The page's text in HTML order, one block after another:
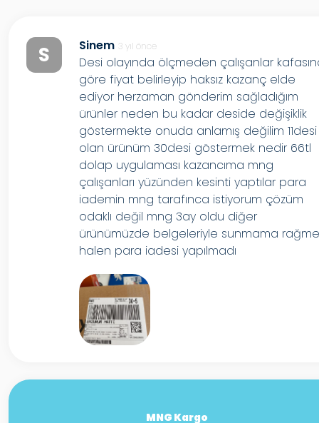
S Sinem 3 yıl önce
Desi olayında ölçmeden çalışanlar
göre fiyat belirleyip haksız kazanç elde
ediyor herzaman gönderim sağladığım
ürünler neden bu kadar deside değişiklik
göstermekte onuda anlamış değilim 11desi
olan ürünüm 30desi göstermek nedir 66tl
dolap uygulaması kazancıma mng
çalışanları yüzünden kesinti yaptılar para
iademin mng tarafınca istiyorum çözüm
odaklı değil mng 3ay oldu diğer
ürünümüzde belgeleriyle sunmama
halen para iadesi yapılmadı
MNG Kargo